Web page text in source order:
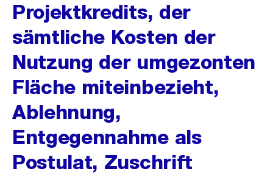
Projektkredits, der
sämtliche Kosten der
Nutzung der umgezonten
Fläche miteinbezieht,
Ablehnung,
Entgegennahme als
Postulat, Zuschrift